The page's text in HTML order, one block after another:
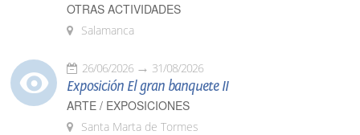
OTRAS ACTIVIDADES
Salamanca
26/06/2026 31/08/2026
Exposición El gran banquete II
ARTE / EXPOSICIONES
Santa Marta de Tormes